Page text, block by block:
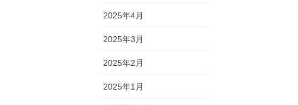
2025年4月
2025年3月
2025年2月
2025年1月